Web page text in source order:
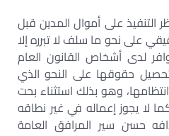
التنفيذ على أموال المدين قبل
على نحو ما سلف لا تبرره إلا
لدى أشخاص القانون العام
حقوقها على النحو الذي
وهو بذلك استثناء بحت
لا يجوز إعماله في غير نطاقه
حسن سير المرافق العامة